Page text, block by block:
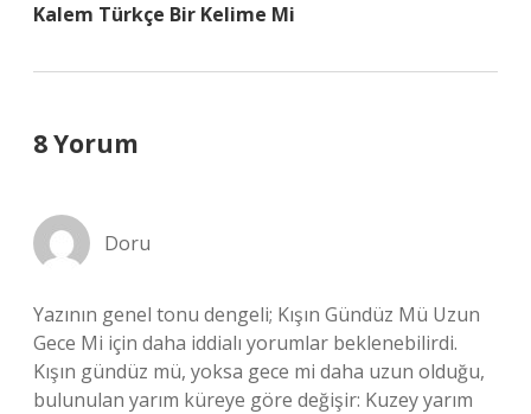
Kalem Türkçe Bir Kelime Mi
8 Yorum
Doru
Yazının genel tonu dengeli; Kışın Gündüz Mü Uzun
Gece Mi için daha iddialı yorumlar beklenebilirdi.
Kışın gündüz mü, yoksa gece mi daha uzun olduğu,
bulunulan yarım küreye göre değişir: Kuzey yarım